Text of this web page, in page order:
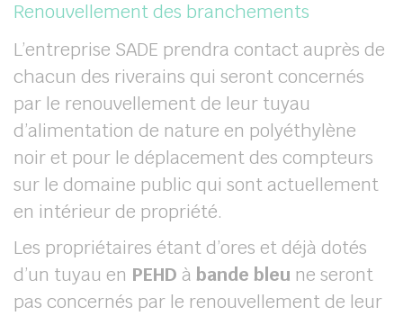
Renouvellement des branchements
L’entreprise SADE prendra contact auprès de
chacun des riverains qui seront concernés
par le renouvellement de leur tuyau
d’alimentation de nature en polyéthylène
noir et pour le déplacement des compteurs
sur le domaine public qui sont actuellement
en intérieur de propriété.
Les propriétaires étant d’ores et déjà dotés
d’un tuyau en PEHD à bande bleu ne seront
pas concernés par le renouvellement de leur